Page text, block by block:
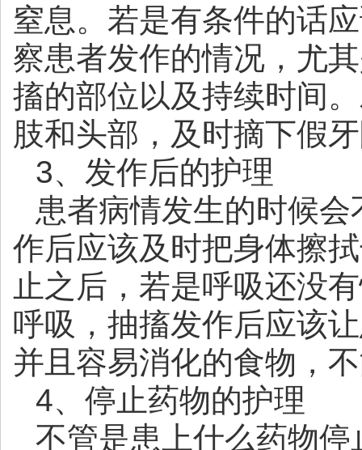
窒息。若是有条件的话
察患者发作的情况，尤
搐的部位以及持续时间
肢和头部，及时摘下假
3、发作后的护理
患者病情发生的时候
作后应该及时把身体擦
止之后，若是呼吸还没
呼吸，抽搐发作后应该
并且容易消化的食物，
4、停止药物的护理
不管是患上什么药物